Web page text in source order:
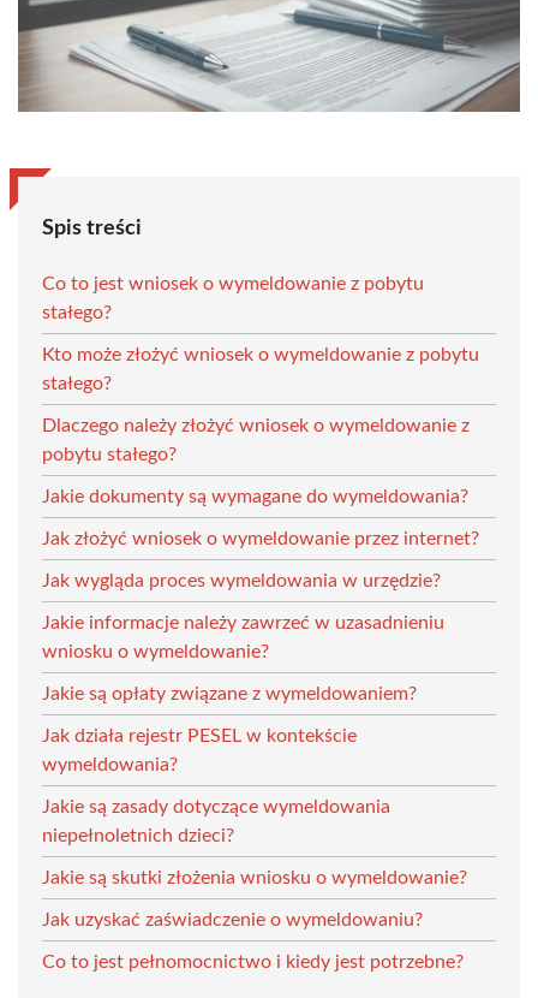
Spis treści
Co to jest wniosek o wymeldowanie z pobytu
stałego?
Kto może złożyć wniosek o wymeldowanie z pobytu
stałego?
Dlaczego należy złożyć wniosek o wymeldowanie z
pobytu stałego?
Jakie dokumenty są wymagane do wymeldowania?
Jak złożyć wniosek o wymeldowanie przez internet?
Jak wygląda proces wymeldowania w urzędzie?
Jakie informacje należy zawrzeć w uzasadnieniu
wniosku o wymeldowanie?
Jakie są opłaty związane z wymeldowaniem?
Jak działa rejestr PESEL w kontekście
wymeldowania?
Jakie są zasady dotyczące wymeldowania
niepełnoletnich dzieci?
Jakie są skutki złożenia wniosku o wymeldowanie?
Jak uzyskać zaświadczenie o wymeldowaniu?
Co to jest pełnomocnictwo i kiedy jest potrzebne?